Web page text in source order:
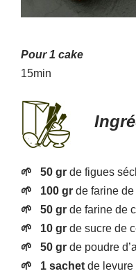
Pour 1 cake
15min
🌱 50 gr de figues
🌱 100 gr de farine de
🌱 50 gr de farine de
🌱 10 gr de sucre de
🌱 50 gr de poudre
🌱 1 sachet de levure